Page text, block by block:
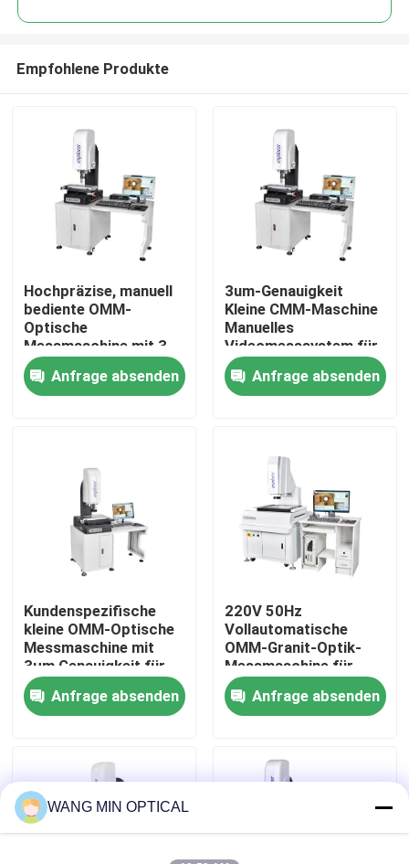
Zu Hause
Produkte
Über uns
Werksbesichtigung
Qualitätskontrolle
Kontakt mit uns
Rechtssachen
Empfohlene Produkte
Hochpräzise, manuell
bediente OMM-
Optische
Messmaschine mit 3
µm Genauigkeit
Anfrage absenden
3um-Genauigkeit
Kleine CMM-Maschine
Manuelles
Videomesssystem für
elektronische
Produkte
Anfrage absenden
Kundenspezifische
kleine OMM-Optische
Messmaschine mit
3µm Genauigkeit für
Elektronikprodukte
Anfrage absenden
220V 50Hz
Vollautomatische
OMM-Granit-Optik-
Messmaschine für
Elektronik und
Kunststoffe
Anfrage absenden
WANG MIN OPTICAL